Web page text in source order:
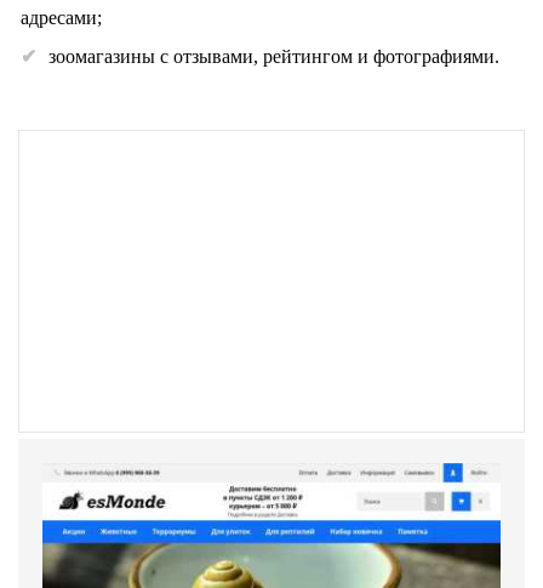
адресами;
зоомагазины с отзывами, рейтингом и фотографиями.